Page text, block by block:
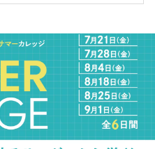
莫里茨”。 本账号将
以及实用的旅游信息。